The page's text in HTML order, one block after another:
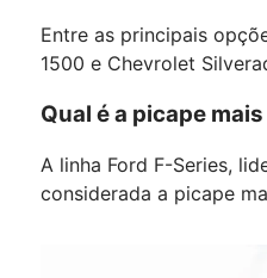
Entre as principais
1500 e Chevrolet
Qual é a picape
A linha Ford F-Series,
considerada a picape